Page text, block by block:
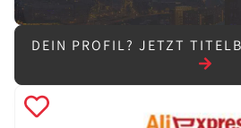
DEIN PROFIL? JETZT